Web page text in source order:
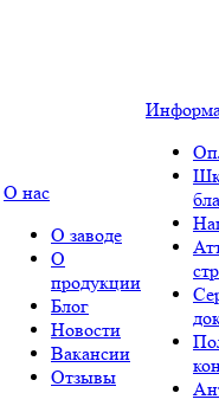
О нас
О заводе
О
продукции
Блог
Новости
Вакансии
Отзывы